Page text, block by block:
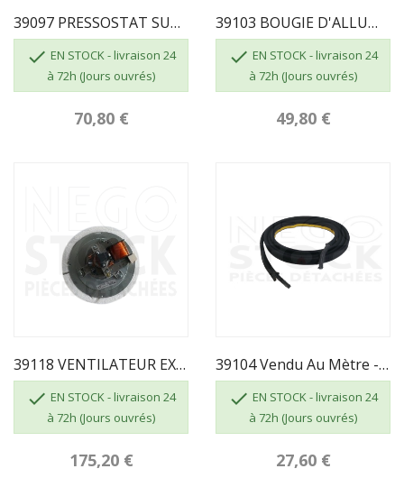
39097 PRESSOSTAT SUPRA FR0039170B
 EN STOCK - livraison 24
à 72h (Jours ouvrés)
70,80 €
39103 BOUGIE D'ALLUMAGE SILVER FR0020970B
 EN STOCK - livraison 24
à 72h (Jours ouvrés)
49,80 €
39118 VENTILATEUR EXTRACTEUR SILVER
 EN STOCK - livraison 24
à 72h (Jours ouvrés)
175,20 €
39104 Vendu Au Mètre - TRESSE DE PORTE SILVER
 EN STOCK - livraison 24
à 72h (Jours ouvrés)
27,60 €